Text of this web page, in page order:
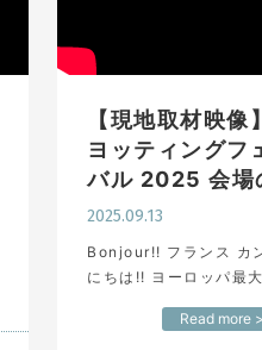
【現地取材映像
ヨッティングフ
バル 2025 会場
2025.09.13
Bonjour!! フランス カ
にちは!! ヨーロッパ最
ェスティバルが2025年
Read more >